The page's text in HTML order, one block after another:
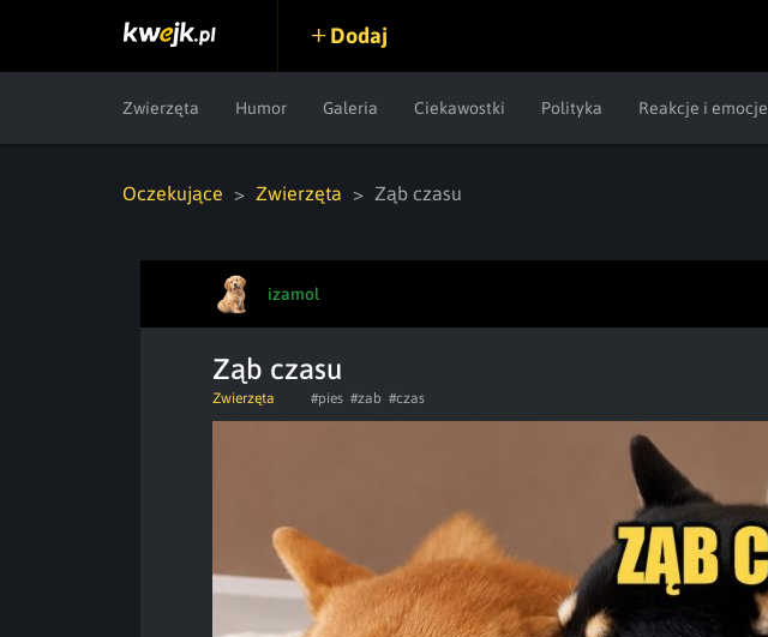
Dodaj
Zwierzęta Humor Galeria Ciekawostki Polityka Reakcje i emocje
Oczekujące Zwierzęta Ząb czasu
izamol
Ząb czasu
Zwierzęta #pies #zab #czas